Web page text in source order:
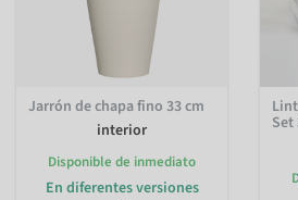
Jarrón de chapa fino 33 cm
interior
Disponible de inmediato
En diferentes versiones